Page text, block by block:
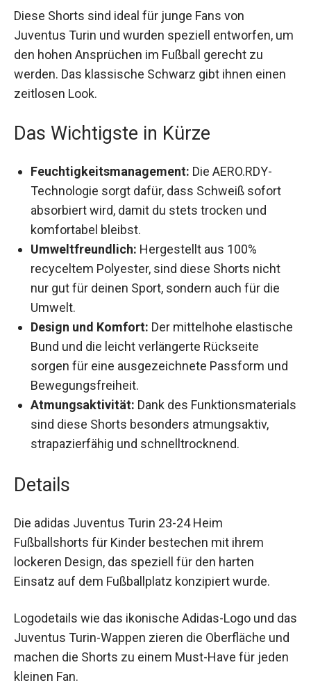
Diese Shorts sind ideal für junge Fans von
Juventus Turin und wurden speziell entworfen,
um den hohen Ansprüchen im Fußball gerecht zu
werden. Das klassische Schwarz gibt ihnen einen
zeitlosen Look.
Das Wichtigste in Kürze
Feuchtigkeitsmanagement: Die AERO.RDY-
Technologie sorgt dafür, dass Schweiß sofort
absorbiert wird, damit du stets trocken und
komfortabel bleibst.
Umweltfreundlich: Hergestellt aus 100%
recyceltem Polyester, sind diese Shorts nicht
nur gut für deinen Sport, sondern auch für die
Umwelt.
Design und Komfort: Der mittelhohe
elastische Bund und die leicht verlängerte
Rückseite sorgen für eine ausgezeichnete
Passform und Bewegungsfreiheit.
Atmungsaktivität: Dank des
Funktionsmaterials sind diese Shorts
besonders atmungsaktiv, strapazierfähig und
Details
Die adidas Juventus Turin 23-24 Heim
Fußballshorts für Kinder bestechen mit ihrem
lockeren Design, das speziell für den harten
Einsatz auf dem Fußballplatz konzipiert wurde.
Logodetails wie das ikonische Adidas-Logo und
das Juventus Turin-Wappen zieren die